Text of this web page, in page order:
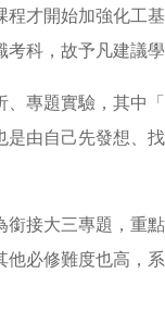
才開始加強化工
科，故予凡建議學
專題實驗，其中
由自己先發想、
接大三專題，重
必修難度也高，